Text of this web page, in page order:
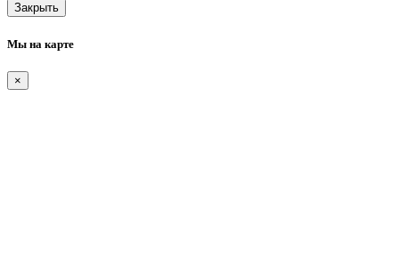
Закрыть
Мы на карте
×